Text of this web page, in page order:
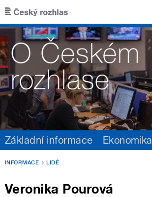
Přejít k hlavnímu obsahu
Základní informace Ekonomika
INFORMACE LIDÉ
Veronika Pourová